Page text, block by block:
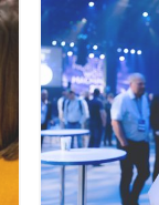
arkipäivää.
suomalaisiin?